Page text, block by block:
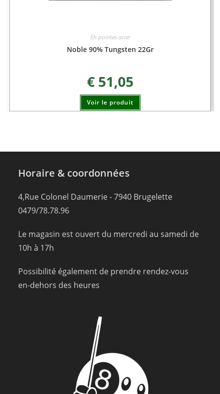
Eh pointes acier
Noble 90% Tungsten 22Gr
€51,05
Voir le produit
Horaire & coordonnées
4,Rue Colonel Daumerie - 7940 Brugelette
0479/78.78.96
Le magasin est ouvert du mercredi au samedi de
10h à 17h
Possibilité également de prendre rendez-vous
en-dehors des heures